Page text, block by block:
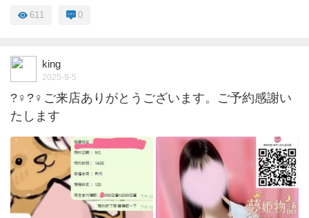
611 0
king
2025-9-5
?‍♀️?‍♀️ご来店ありがとうございます。ご予約感謝い
たします